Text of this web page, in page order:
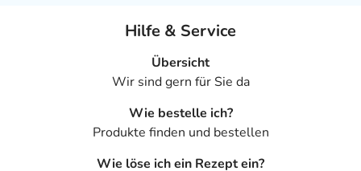
Hilfe & Service
Übersicht
Wir sind gern für Sie da
Wie bestelle ich?
Produkte finden und bestellen
Wie löse ich ein Rezept ein?